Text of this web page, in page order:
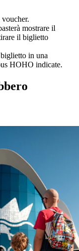
mostrare il
il biglietto
in una
HOHO indicate.